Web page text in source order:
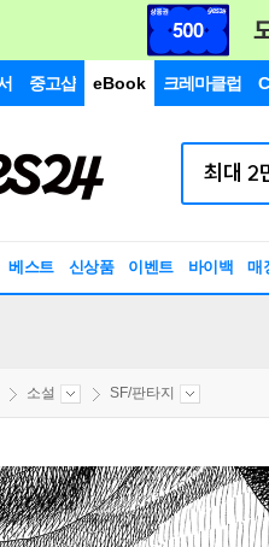
중고샵 eBook 크레마클럽
베스트 신상품 이벤트 바이백 매
소설 SF/판타지